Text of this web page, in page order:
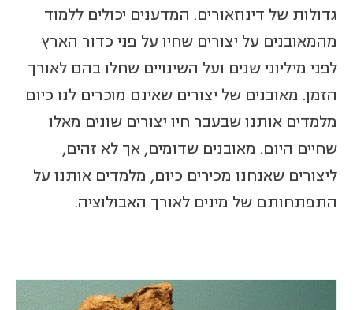
גדולות של דינוזאורים. המדענים יכולים ללמוד
מהמאובנים על יצורים שחיו על פני כדור הארץ
לפני מיליוני שנים ועל השינויים שחלו בהם לאורך
הזמן. מאובנים של יצורים שאינם מוכרים לנו כיום
מלמדים אותנו שבעבר חיו יצורים שונים מאלו
שחיים היום. מאובנים שדומים, אך לא זהים,
ליצורים שאנחנו מכירים כיום, מלמדים אותנו על
התפתחותם של מינים לאורך האבולוציה.